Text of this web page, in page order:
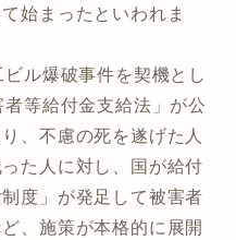
始まったといわれま
ル爆破事件を契機とし
等給付金支給法」が公
、不慮の死を遂げた人
た人に対し、国が給付
度」が発足して被害者
、施策が本格的に展開